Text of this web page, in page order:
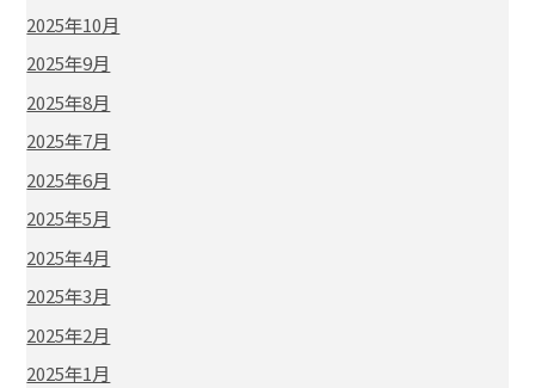
2025年10月
2025年9月
2025年8月
2025年7月
2025年6月
2025年5月
2025年4月
2025年3月
2025年2月
2025年1月